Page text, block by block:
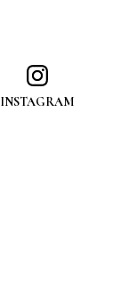
INSTAGRAM